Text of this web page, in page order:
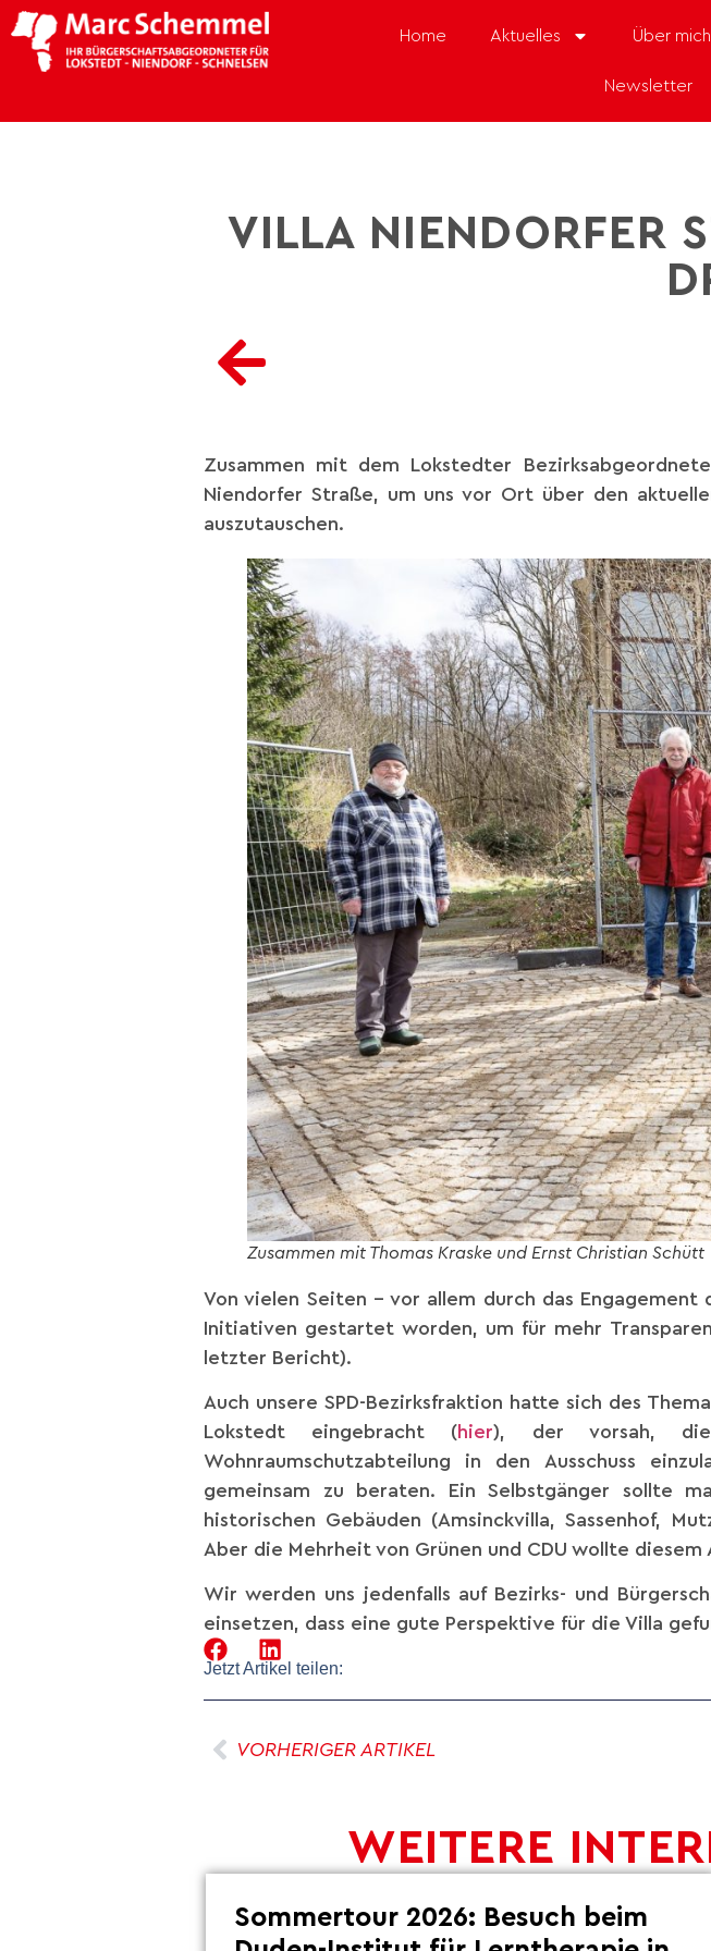
Home Aktuelles Über mich
Newsletter
VILLA NIENDORFER
Zusammen mit dem Lokstedter
Niendorfer Straße, um uns vor Ort über den
auszutauschen.
Zusammen mit Thomas Kraske und Ernst Christian Schütt
Von vielen Seiten – vor allem durch das
Initiativen gestartet worden, um für mehr
letzter Bericht).
Auch unsere SPD-Bezirksfraktion hatte sich des
Lokstedt eingebracht (hier), der vorsah, die
Wohnraumschutzabteilung in den Ausschuss
gemeinsam zu beraten. Ein Selbstgänger sollte
historischen Gebäuden (Amsinckvilla, Sassenhof,
Aber die Mehrheit von Grünen und CDU wollte
Wir werden uns jedenfalls auf Bezirks- und
einsetzen, dass eine gute Perspektive für die Villa
Jetzt Artikel teilen:
VORHERIGER ARTIKEL
WEITERE
Sommertour 2026: Besuch beim